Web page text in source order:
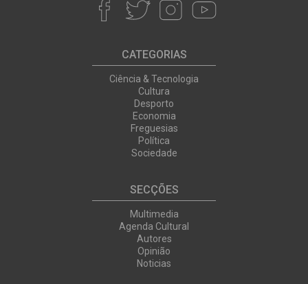
CATEGORIAS
Ciência & Tecnologia
Cultura
Desporto
Economia
Freguesias
Política
Sociedade
SECÇÕES
Multimedia
Agenda Cultural
Autores
Opinião
Noticias